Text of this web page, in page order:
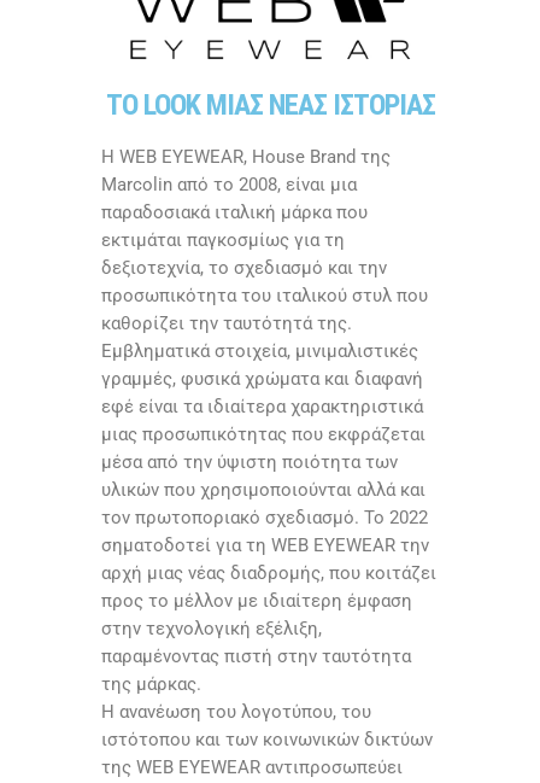
ΤΟ LOOK ΜΙΑΣ ΝΕΑΣ ΙΣΤΟΡΙΑΣ
Η WEB EYEWEAR, House Brand της
Marcolin από το 2008, είναι μια
παραδοσιακά ιταλική μάρκα που
εκτιμάται παγκοσμίως για τη
δεξιοτεχνία, το σχεδιασμό και την
προσωπικότητα του ιταλικού στυλ που
καθορίζει την ταυτότητά της.
Εμβληματικά στοιχεία, μινιμαλιστικές
γραμμές, φυσικά χρώματα και διαφανή
εφέ είναι τα ιδιαίτερα χαρακτηριστικά
μιας προσωπικότητας που εκφράζεται
μέσα από την ύψιστη ποιότητα των
υλικών που χρησιμοποιούνται αλλά και
τον πρωτοποριακό σχεδιασμό. Το 2022
σηματοδοτεί για τη WEB EYEWEAR την
αρχή μιας νέας διαδρομής, που κοιτάζει
προς το μέλλον με ιδιαίτερη έμφαση
στην τεχνολογική εξέλιξη,
παραμένοντας πιστή στην ταυτότητα
της μάρκας.
Η ανανέωση του λογοτύπου, του
ιστότοπου και των κοινωνικών δικτύων
της WEB EYEWEAR αντιπροσωπεύει